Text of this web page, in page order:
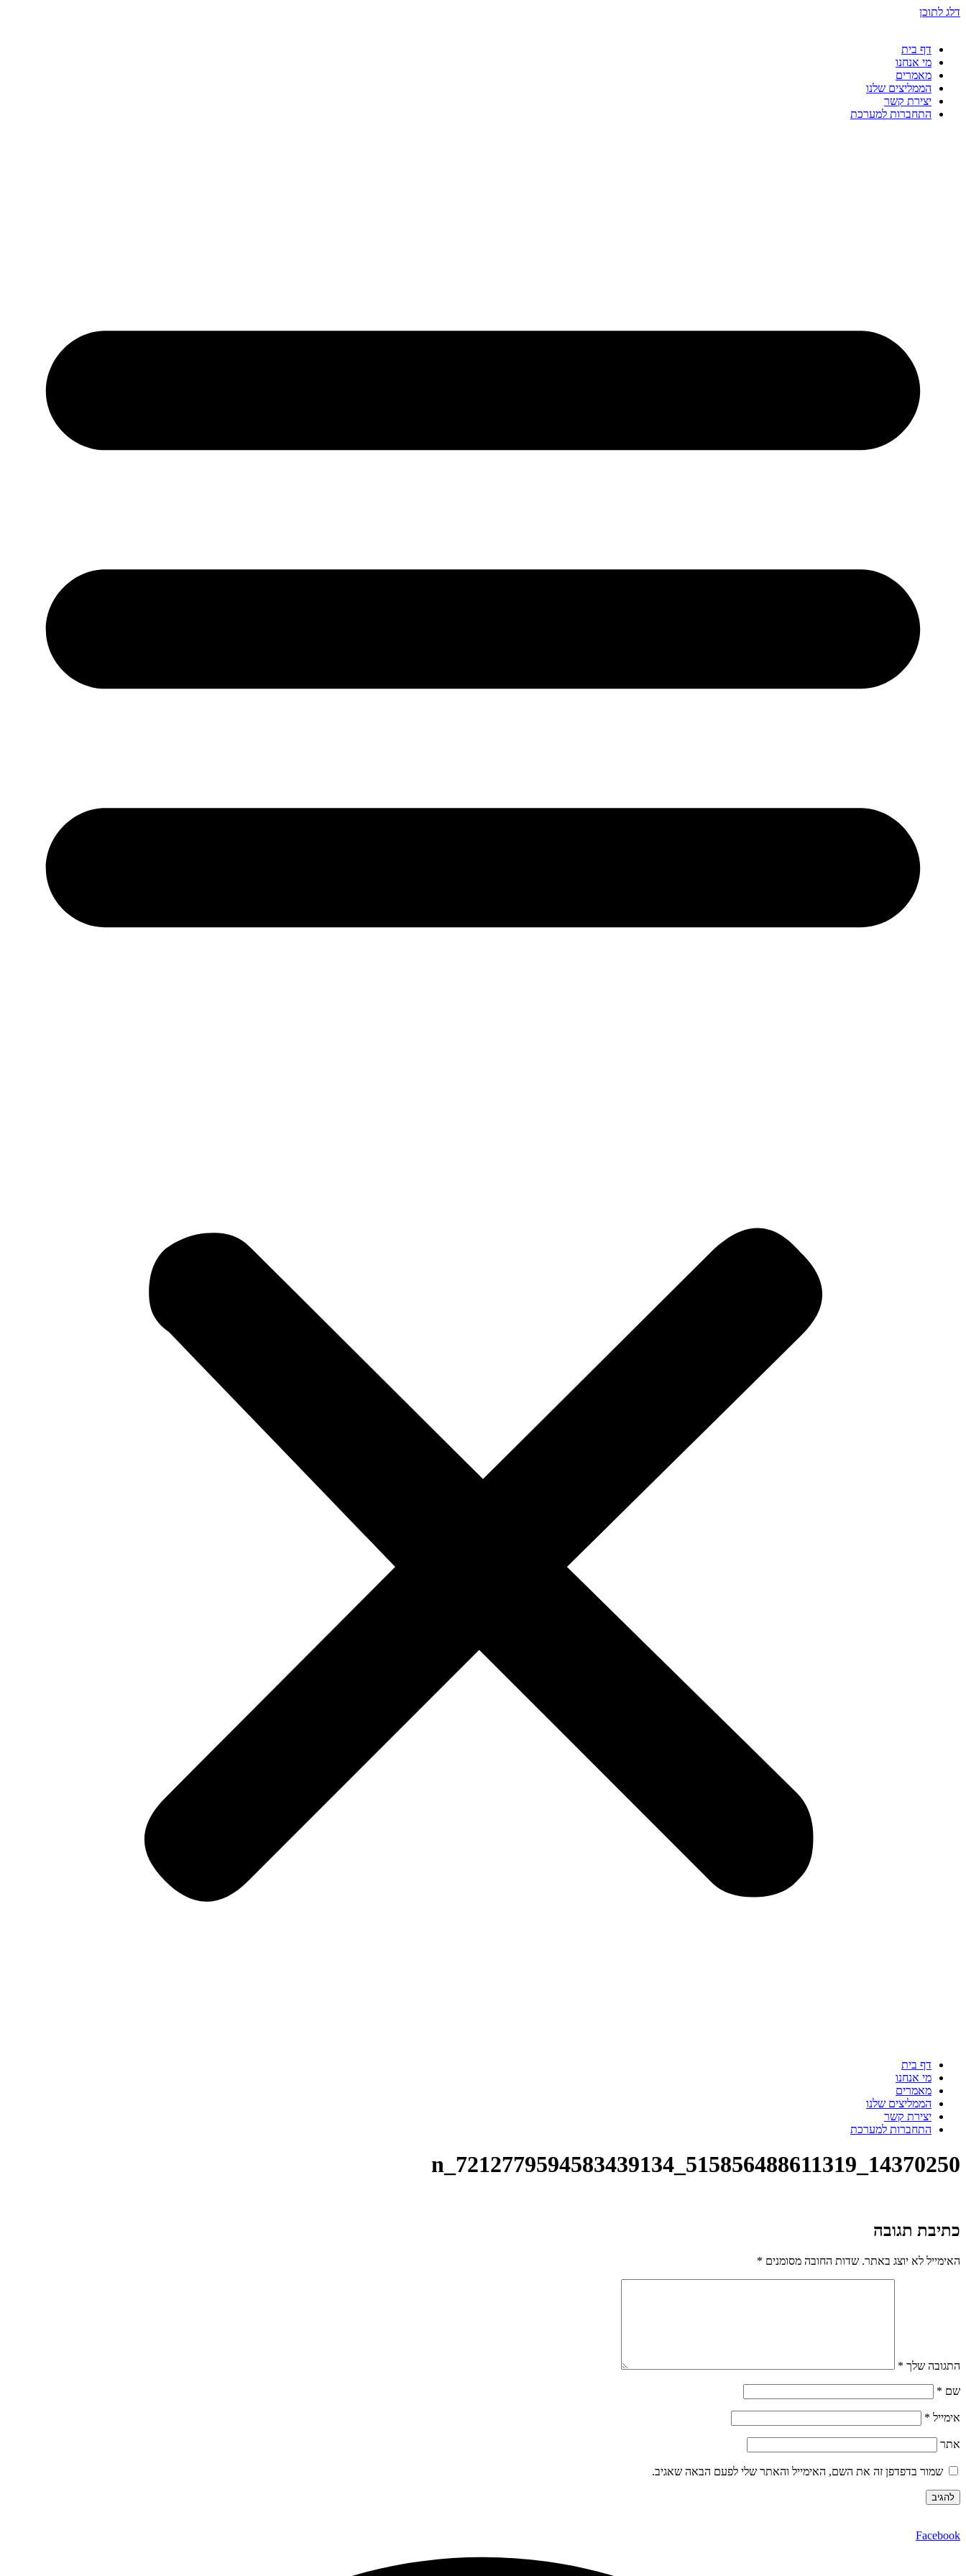
דלג לתוכן
דף בית
מי אנחנו
מאמרים
הממליצים שלנו
יצירת קשר
התחברות למערכת
דף בית
מי אנחנו
מאמרים
הממליצים שלנו
יצירת קשר
התחברות למערכת
14370250_515856488611319_7212779594583439134_n
כתיבת תגובה
האימייל לא יוצג באתר. שדות החובה מסומנים *
התגובה שלך *
שם *
אימייל *
אתר
שמור בדפדפן זה את השם, האימייל והאתר שלי לפעם הבאה שאגיב.
Facebook